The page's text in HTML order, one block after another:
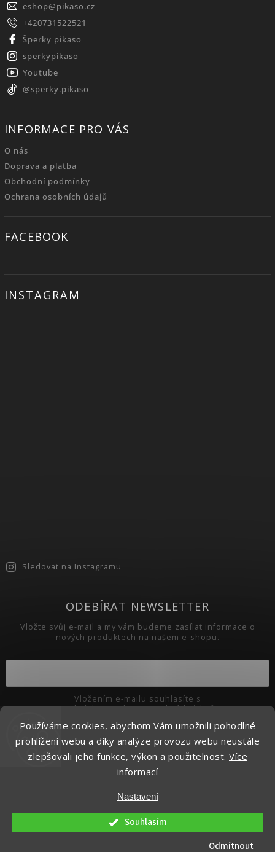
Používáme cookies, abychom Vám umožnili pohodlné
prohlížení webu a díky analýze provozu webu neustále
zlepšovali jeho funkce, výkon a použitelnost. Více
informací
Nastavení
Odmítnout
Souhlasím
eshop@pikaso.cz
+420731522521
Šperky pikaso
sperkypikaso
Youtube
@sperky.pikaso
INFORMACE PRO VÁS
O nás
Doprava a platba
Obchodní podmínky
Ochrana osobních údajů
FACEBOOK
INSTAGRAM
Sledovat na Instagramu
ODEBÍRAT NEWSLETTER
Vložte svůj e-mail a my vám budeme zasílat informace o
nových produktech na našem e-shopu.
podmínkami ochrany osobních údajů
Přihlásit se
Upravit nastavení cookies
Shoptet| Design